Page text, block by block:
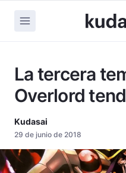
La tercera
Overlord
Kudasai
29 de junio de 2018